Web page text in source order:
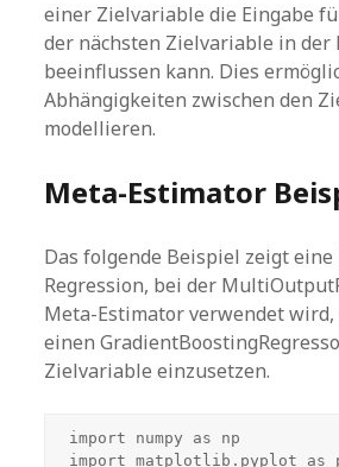
einer Zielvariable die Eingabe
der nächsten Zielvariable in der
beeinflussen kann. Dies
Abhängigkeiten zwischen den
modellieren.
Meta-Estimator
Das folgende Beispiel zeigt
Regression, bei der
Meta-Estimator verwendet wird,
einen
Zielvariable einzusetzen.
import numpy as np
import matplotlib.pyplot as